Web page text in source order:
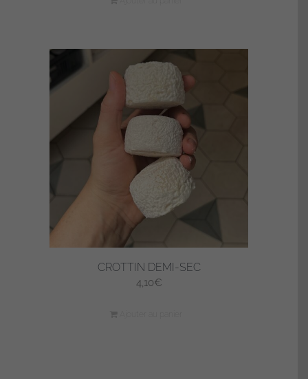
CROTTIN DEMI-SEC
4,10€